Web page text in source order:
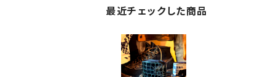
最近チェックした商品